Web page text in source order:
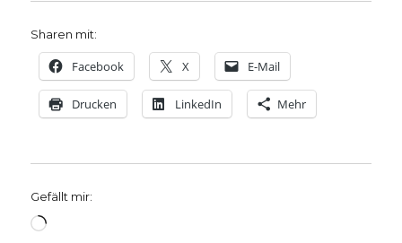
Sharen mit:
Facebook X E-Mail
Drucken LinkedIn Mehr
Gefällt mir:
Wird